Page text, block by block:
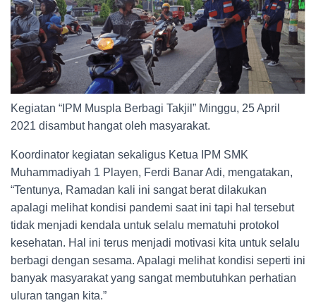
Kegiatan “IPM Muspla Berbagi Takjil” Minggu, 25 April
2021 disambut hangat oleh masyarakat.
Koordinator kegiatan sekaligus Ketua IPM SMK
Muhammadiyah 1 Playen, Ferdi Banar Adi, mengatakan,
“Tentunya, Ramadan kali ini sangat berat dilakukan
apalagi melihat kondisi pandemi saat ini tapi hal tersebut
tidak menjadi kendala untuk selalu mematuhi protokol
kesehatan. Hal ini terus menjadi motivasi kita untuk selalu
berbagi dengan sesama. Apalagi melihat kondisi seperti ini
banyak masyarakat yang sangat membutuhkan perhatian
uluran tangan kita.”